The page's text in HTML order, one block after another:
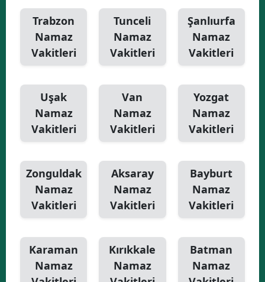
Trabzon
Namaz
Vakitleri
Tunceli
Namaz
Vakitleri
Şanlıurfa
Namaz
Vakitleri
Uşak
Namaz
Vakitleri
Van
Namaz
Vakitleri
Yozgat
Namaz
Vakitleri
Zonguldak
Namaz
Vakitleri
Aksaray
Namaz
Vakitleri
Bayburt
Namaz
Vakitleri
Karaman
Namaz
Kırıkkale
Namaz
Batman
Namaz